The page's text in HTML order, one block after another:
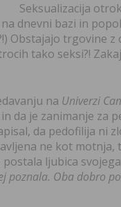
Seksualizacija
dnevni bazi in
Obstajajo trgovine z
tako seksi?!
na Univerzi
da je zanimanje za
da pedofilija ni
ne kot motnja,
ljubica
poznala. Oba dobro